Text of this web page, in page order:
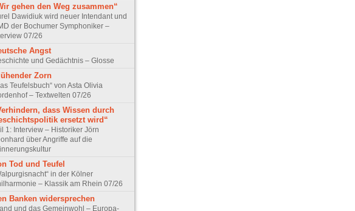
gehen den Weg zusammen“
Dawidiuk wird neuer Intendant und
der Bochumer Symphoniker –
07/26
Angst
und Gedächtnis – Glosse
Zorn
Teufelsbuch“ von Asta Olivia
– Textwelten 07/26
dass Wissen durch
ersetzt wird“
1: Interview – Historiker Jörn
über Angriffe auf die
Tod und Teufel
in der Kölner
– Klassik am Rhein 07/26
Banken widersprechen
und das Gemeinwohl – Europa-